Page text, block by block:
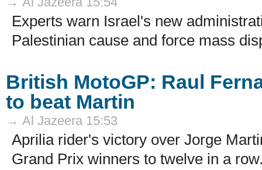
Experts warn Israel's new
Palestinian cause and force mass
British MotoGP: Raul
to beat Martin
→ Al Jazeera 15:53
Aprilia rider's victory over Jorge
Grand Prix winners to twelve in a